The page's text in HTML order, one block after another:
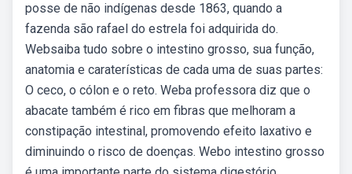
posse de não indígenas desde 1863, quando a
fazenda são rafael do estrela foi adquirida do.
Websaiba tudo sobre o intestino grosso, sua função,
anatomia e caraterísticas de cada uma de suas partes:
O ceco, o cólon e o reto. Weba professora diz que o
abacate também é rico em fibras que melhoram a
constipação intestinal, promovendo efeito laxativo e
diminuindo o risco de doenças. Webo intestino grosso